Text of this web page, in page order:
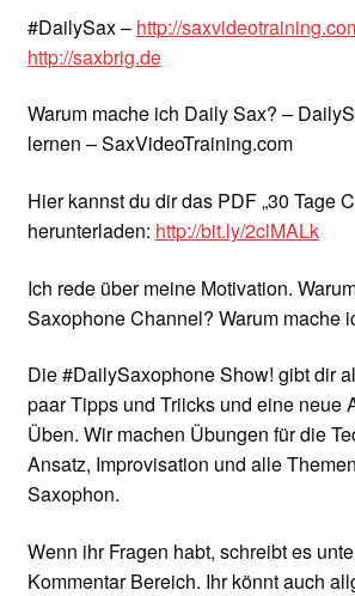
#DailySax – http://
http://saxbrig.de
Warum mache ich Daily Sax? –
lernen – SaxVideoTraining.com
Hier kannst du dir das PDF „30 Tage
herunterladen: http://bit.ly/2clMALk
Ich rede über meine Motivation.
Saxophone Channel? Warum mache
Die #DailySaxophone Show! gibt dir
paar Tipps und Triicks und eine neue
Üben. Wir machen Übungen für die
Ansatz, Improvisation und alle
Saxophon.
Wenn ihr Fragen habt, schreibt es
Kommentar Bereich. Ihr könnt auch